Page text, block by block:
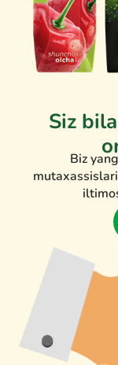
Siz
Biz